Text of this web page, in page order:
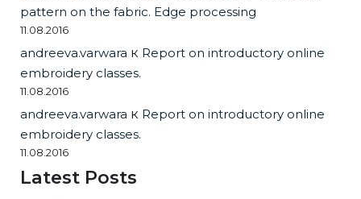
pattern on the fabric. Edge processing
11.08.2016
andreeva.varwara к Report on introductory online
embroidery classes.
11.08.2016
andreeva.varwara к Report on introductory online
embroidery classes.
11.08.2016
Latest Posts